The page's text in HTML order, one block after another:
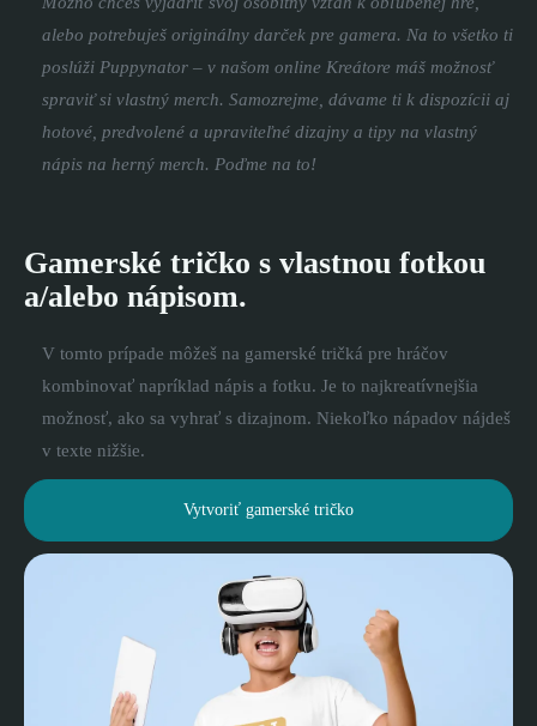
alebo potrebuješ originálny darček pre gamera. Na to všetko ti
poslúži Puppynator – v našom online Kreátore máš možnosť
spraviť si vlastný merch. Samozrejme, dávame ti k dispozícii aj
hotové, predvolené a upraviteľné dizajny a tipy na vlastný
nápis na herný merch. Poďme na to!
Gamerské tričko s vlastnou fotkou
a/alebo nápisom.
V tomto prípade môžeš na gamerské tričká pre hráčov
kombinovať napríklad nápis a fotku. Je to najkreatívnejšia
možnosť, ako sa vyhrať s dizajnom. Niekoľko nápadov nájdeš
v texte nižšie.
Vytvoriť gamerské tričko